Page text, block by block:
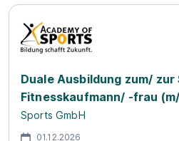
Duale Ausbildung zum/
Fitnesskaufmann/ -frau
Sports GmbH
01.12.2026